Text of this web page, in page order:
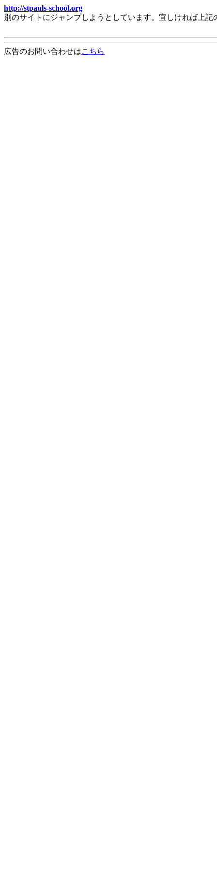
http://stpauls-school.org
別のサイトにジャンプしようとしています。宜しければ上
広告のお問い合わせはこちら